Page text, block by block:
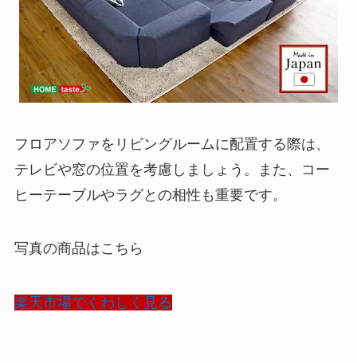
フロアソファをリビングルームに配置する際は、
テレビや窓の位置を考慮しましょう。また、コー
ヒーテーブルやラグとの相性も重要です。
写真の商品はこちら
楽天市場でくわしく見る